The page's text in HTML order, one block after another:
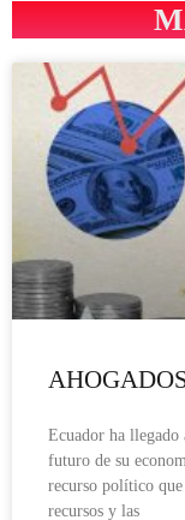
Ecuador ha llegado
futuro de su
recurso político
recursos y las